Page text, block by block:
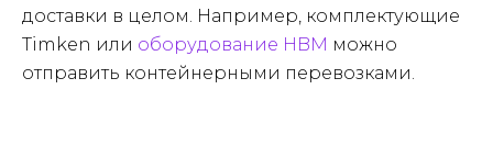
доставки в целом. Например, комплектующие
Timken или оборудование HBM можно
отправить контейнерными перевозками.